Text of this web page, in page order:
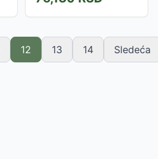
12 13 14 Sledeća